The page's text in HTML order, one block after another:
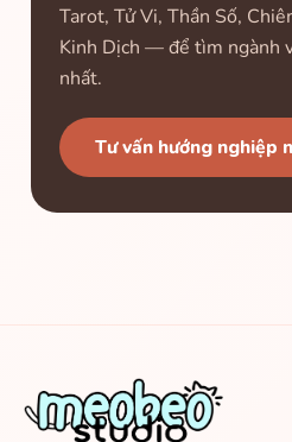
Tarot, Tử Vi, Thần Số,
Kinh Dịch — để tìm ngành
nhất.
Tư vấn hướng nghiệp